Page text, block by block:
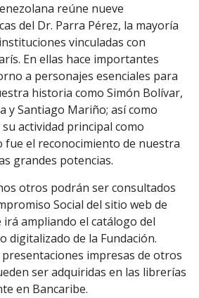
reúne nueve
del Dr. Parra Pérez, la mayoría
vinculadas con
En ellas hace importantes
a personajes esenciales para
historia como Simón Bolívar,
y Santiago Mariño; así como
actividad principal como
fue el reconocimiento de nuestra
grandes potencias.
otros podrán ser consultados
Social del sitio web de
irá ampliando el catálogo del
digitalizado de la Fundación.
impresas de otros
ser adquiridas en las librerías
en Bancaribe.